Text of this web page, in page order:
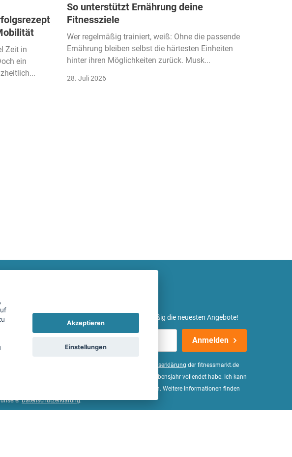
Zeit in
ein
So unterstützt Ernährung deine
Fitnessziele
Wer regelmäßig trainiert, weiß: Ohne die passende
Ernährung bleiben selbst die härtesten Einheiten
hinter ihren Möglichkeiten zurück. Musk...
28. Juli 2026
Newsletter
hier für unseren Newsletter ein und erhalte regelmäßig die neuesten Angebote!
Anmelden
der Verarbeitung meiner Daten, wie in der Einwilligungserklärung der fitnessmarkt.de
GmbH beschrieben, zu und bestätige, dass ich das 16. Lebensjahr vollendet habe. Ich kann
Einwilligung jederzeit mit Wirkung für die Zukunft widerrufen. Weitere Informationen finden
unsererDatenschutzerklärung.
Akzeptieren
Einstellungen